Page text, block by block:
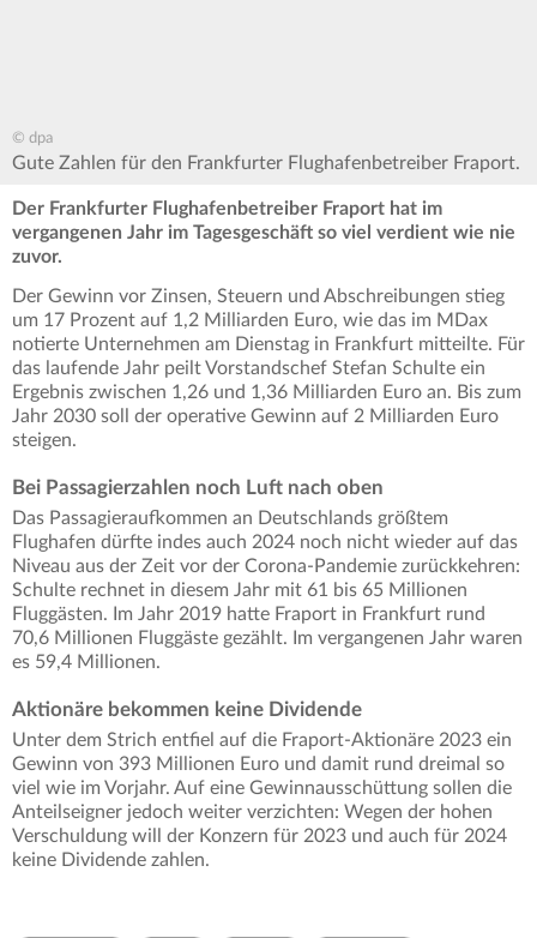
© dpa
Gute Zahlen für den Frankfurter Flughafenbetreiber Fraport.
Der Frankfurter Flughafenbetreiber Fraport hat im
vergangenen Jahr im Tagesgeschäft so viel verdient wie nie
zuvor.
Der Gewinn vor Zinsen, Steuern und Abschreibungen stieg
um 17 Prozent auf 1,2 Milliarden Euro, wie das im MDax
notierte Unternehmen am Dienstag in Frankfurt mitteilte. Für
das laufende Jahr peilt Vorstandschef Stefan Schulte ein
Ergebnis zwischen 1,26 und 1,36 Milliarden Euro an. Bis zum
Jahr 2030 soll der operative Gewinn auf 2 Milliarden Euro
steigen.
Bei Passagierzahlen noch Luft nach oben
Das Passagieraufkommen an Deutschlands größtem
Flughafen dürfte indes auch 2024 noch nicht wieder auf das
Niveau aus der Zeit vor der Corona-Pandemie zurückkehren:
Schulte rechnet in diesem Jahr mit 61 bis 65 Millionen
Fluggästen. Im Jahr 2019 hatte Fraport in Frankfurt rund
70,6 Millionen Fluggäste gezählt. Im vergangenen Jahr waren
es 59,4 Millionen.
Aktionäre bekommen keine Dividende
Unter dem Strich entfiel auf die Fraport-Aktionäre 2023 ein
Gewinn von 393 Millionen Euro und damit rund dreimal so
viel wie im Vorjahr. Auf eine Gewinnausschüttung sollen die
Anteilseigner jedoch weiter verzichten: Wegen der hohen
Verschuldung will der Konzern für 2023 und auch für 2024
keine Dividende zahlen.